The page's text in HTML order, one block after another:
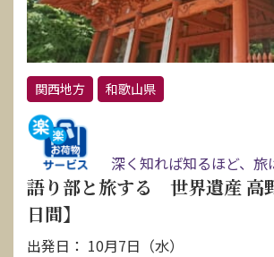
関西地方 和歌山県
深く知れば知るほど、旅
語り部と旅する 世界遺産 高
日間】
出発日： 10月7日（水）